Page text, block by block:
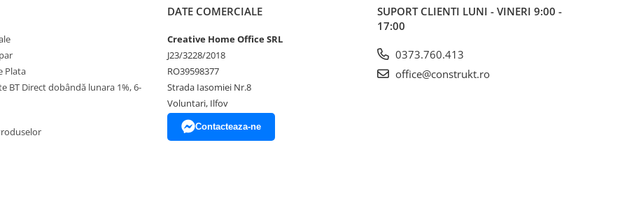
Plata
BT Direct dobândă lunara 1%, 6-
DATE COMERCIALE
Creative Home Office SRL
J23/3228/2018
RO39598377
Strada Iasomiei Nr.8
Voluntari, Ilfov
Contacteaza-ne
SUPORT CLIENTI LUNI - VINERI 9:00 -
17:00
0373.760.413
office@construkt.ro